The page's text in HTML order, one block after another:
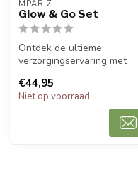
MPARIZ
Glow & Go Set
Ontdek de ultieme
verzorgingservaring met
Arganolie va...
€44,95
Niet op voorraad